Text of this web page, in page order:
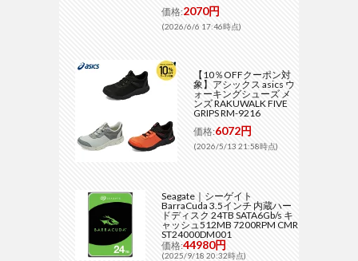
価格:2070円
(2026/6/6 17:46時点)
【10％OFFクーポン対
象】アシックス asics ウ
ォーキングシューズ メ
ンズ RAKUWALK FIVE
GRIPS RM-9216
価格:6072円
(2026/5/13 21:58時点)
Seagate｜シーゲイト
BarraCuda 3.5インチ 内蔵ハー
ドディスク 24TB SATA6Gb/s キ
ャッシュ512MB 7200RPM CMR
ST24000DM001
価格:44980円
(2025/9/18 20:32時点)